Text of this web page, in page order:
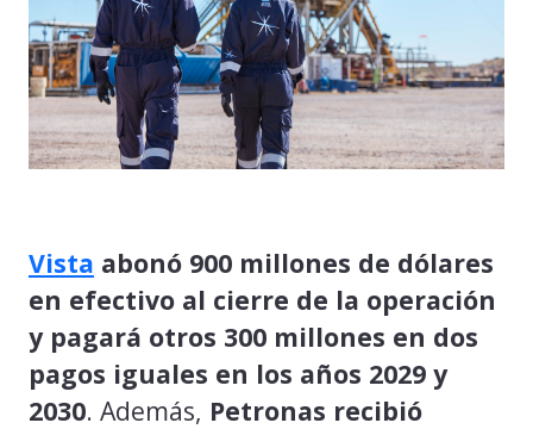
Vista abonó 900 millones de dólares
en efectivo al cierre de la operación
y pagará otros 300 millones en dos
pagos iguales en los años 2029 y
2030. Además, Petronas recibió